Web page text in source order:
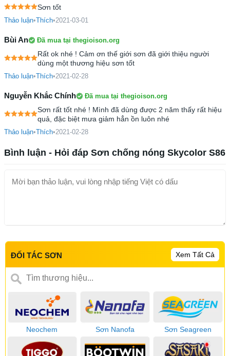
Sơn tốt
Thảo luận•Thích•2021-03-01
Bùi An Đã mua tại thegioison.org
Rất ok nhé ! Cảm ơn thế giới sơn đã giới thiệu người
dùng một thương hiệu sơn tốt
Thảo luận•Thích•2021-02-28
Nguyễn Khắc Chính Đã mua tại thegioison.org
Sơn rất tốt nhé ! Mình đã dùng được 2 năm thấy rất hiệu
quả, đặc biệt mưa giảm hẳn ồn luôn nhé
Thảo luận•Thích•2021-02-28
Bình luận - Hỏi đáp Sơn chống nóng Skycolor S86
ĐỐI TÁC SƠN Xem Tất Cả
Neochem Sơn Nanofa Sơn Seagreen